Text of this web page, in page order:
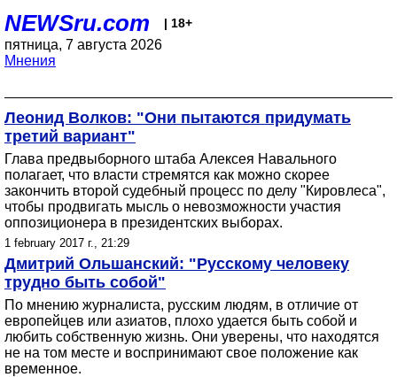
NEWSru.com | 18+
пятница, 7 августа 2026
Мнения
Леонид Волков: "Они пытаются придумать
третий вариант"
Глава предвыборного штаба Алексея Навального
полагает, что власти стремятся как можно скорее
закончить второй судебный процесс по делу "Кировлеса",
чтобы продвигать мысль о невозможности участия
оппозиционера в президентских выборах.
1 february 2017 г., 21:29
Дмитрий Ольшанский: "Русскому человеку
трудно быть собой"
По мнению журналиста, русским людям, в отличие от
европейцев или азиатов, плохо удается быть собой и
любить собственную жизнь. Они уверены, что находятся
не на том месте и воспринимают свое положение как
временное.